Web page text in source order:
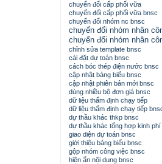
chuyển đổi cấp phối vữa
chuyển đổi cấp phối vữa bnsc
chuyển đổi nhóm nc bnsc
chuyển đổi nhóm nhân
chuyển đổi nhóm nhân
chỉnh sửa template bnsc
cài đặt dự toán bnsc
cách bóc thép điện nước bnsc
cập nhật bảng biểu bnsc
cập nhật phiên bản mới bnsc
dùng nhiều bộ đơn giá bnsc
dữ liệu thẩm định chạy tiếp
dữ liệu thẩm định chạy tiếp
dự thầu khác thkp bnsc
dự thầu khác tổng hợp kinh phí
giao diện dự toán bnsc
giới thiệu bảng biểu bnsc
gộp nhóm công việc bnsc
hiện ẩn nội dung bnsc